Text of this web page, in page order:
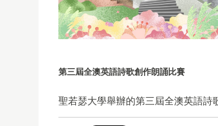
第三屆全澳英語詩歌創作朗誦比賽
聖若瑟大學舉辦的第三屆全澳英語